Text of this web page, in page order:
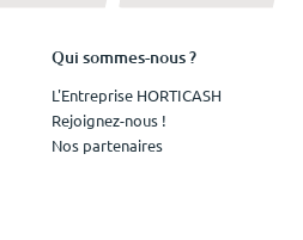
Qui sommes-nous ?
L'Entreprise HORTICASH
Rejoignez-nous !
Nos partenaires